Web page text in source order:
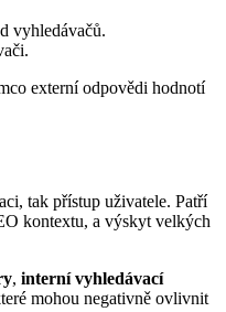
vyhledávačů.
externí odpovědi hodnotí
tak přístup uživatele. Patří
kontextu, a výskyt velkých
, interní vyhledávací
mohou negativně ovlivnit